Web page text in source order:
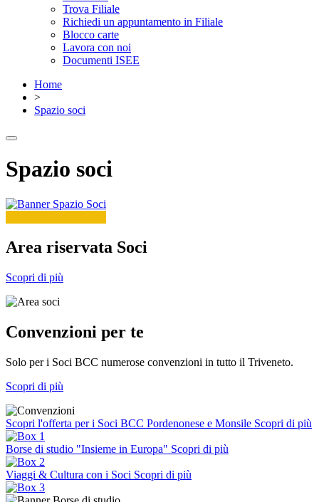
Trova Filiale
Richiedi un appuntamento in Filiale
Blocco carte
Lavora con noi
Documenti ISEE
Home
>
Spazio soci
Spazio soci
Area riservata Soci
Scopri di più
Convenzioni per te
Solo per i Soci BCC numerose convenzioni in tutto il Triveneto.
Scopri di più
Scopri l'offerta per i Soci BCC Pordenonese e Monsile Scopri di più
Borse di studio "Insieme in Europa" Scopri di più
Viaggi & Cultura con i Soci Scopri di più